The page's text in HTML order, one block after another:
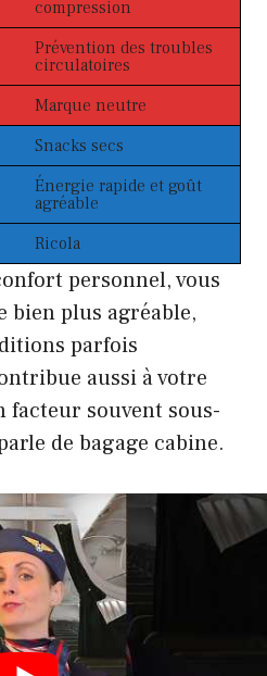
compression
Prévention des troubles
circulatoires
Marque neutre
Snacks secs
Énergie rapide et goût
agréable
Ricola
personnel, vous
bien plus agréable,
parfois
aussi à votre
souvent sous-
de bagage cabine.
son
éviter les
voyager léger
dont vous